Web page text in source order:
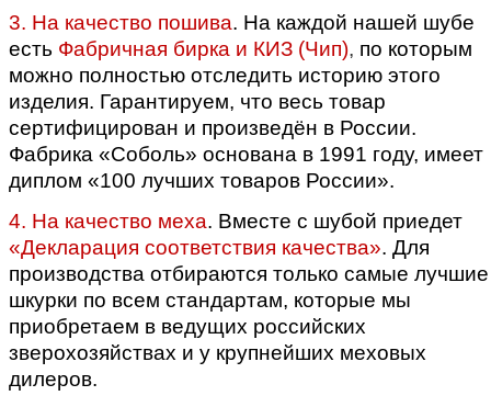
3. На качество пошива. На каждой нашей шубе
есть Фабричная бирка и КИЗ (Чип), по которым
можно полностью отследить историю этого
изделия. Гарантируем, что весь товар
сертифицирован и произведён в России.
Фабрика «Соболь» основана в 1991 году, имеет
диплом «100 лучших товаров России».
4. На качество меха. Вместе с шубой приедет
«Декларация соответствия качества». Для
производства отбираются только самые лучшие
шкурки по всем стандартам, которые мы
приобретаем в ведущих российских
зверохозяйствах и у крупнейших меховых
дилеров.